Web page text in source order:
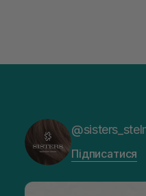
Підписатися